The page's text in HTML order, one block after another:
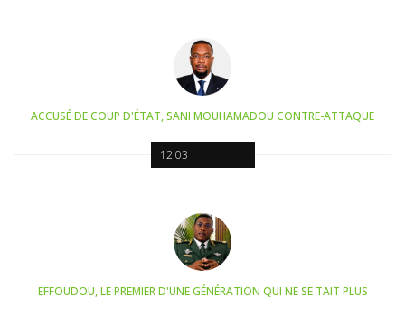
12:03
ACCUSÉ DE COUP D'ÉTAT, SANI MOUHAMADOU CONTRE-ATTAQUE
EFFOUDOU, LE PREMIER D'UNE GÉNÉRATION QUI NE SE TAIT PLUS